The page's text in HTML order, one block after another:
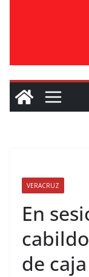
VERACRUZ
En
de